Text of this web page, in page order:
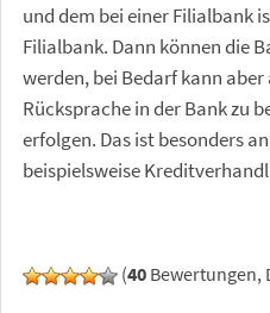
und dem bei einer Filialbank
Filialbank. Dann können die
werden, bei Bedarf kann
Rücksprache in der Bank zu
erfolgen. Das ist besonders
beispielsweise
(40 Bewertungen,